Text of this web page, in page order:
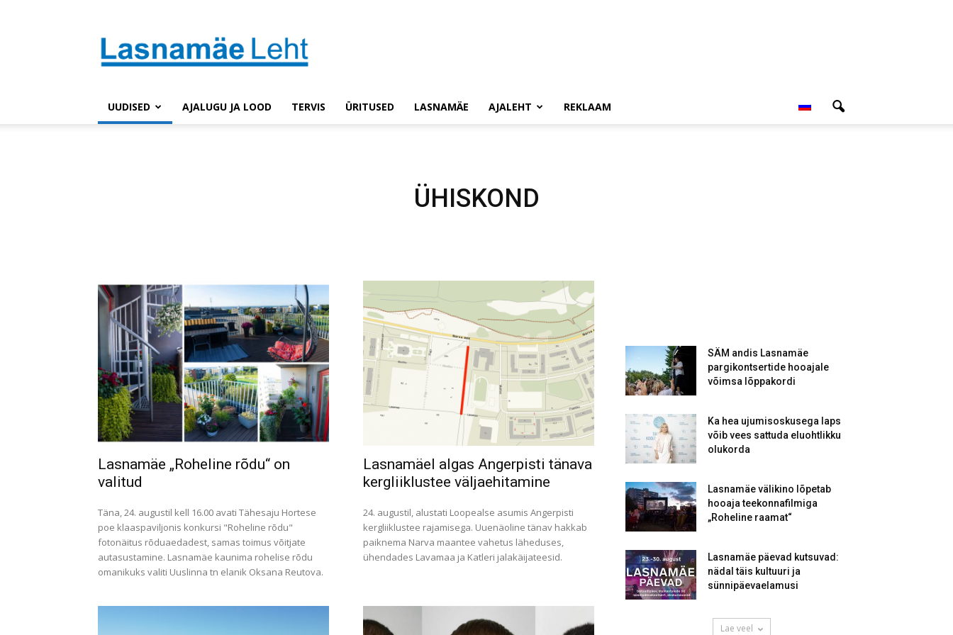
UUDISED AJALUGU JA LOOD TERVIS ÜRITUSED LASNAMÄE AJALEHT REKLAAM
ÜHISKOND
Lasnamäe „Roheline rõdu“ on
valitud
Täna, 24. augustil kell 16.00 avati Tähesaju Hortese
poe klaaspaviljonis konkursi "Roheline rõdu"
fotonäitus rõduaedadest, samas toimus võitjate
autasustamine. Lasnamäe kaunima rohelise rõdu
omanikuks valiti Uuslinna tn elanik Oksana Reutova.
Lasnamäel algas Angerpisti tänava
kergliiklustee väljaehitamine
24. augustil, alustati Loopealse asumis Angerpisti
kergliiklustee rajamisega. Uuenäoline tänav hakkab
paiknema Narva maantee vahetus läheduses,
ühendades Lavamaa ja Katleri jalakäijateesid.
SÄM andis Lasnamäe
pargikontsertide hooajale
võimsa lõppakordi
Ka hea ujumisoskusega laps
võib vees sattuda eluohtlikku
olukorda
Lasnamäe välikino lõpetab
hooaja teekonnafilmiga
„Roheline raamat“
Lasnamäe päevad kutsuvad:
nädal täis kultuuri ja
sünnipäevaelamusi
Lae veel